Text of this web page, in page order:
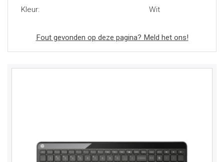
Kleur: Wit
Fout gevonden op deze pagina? Meld het ons!